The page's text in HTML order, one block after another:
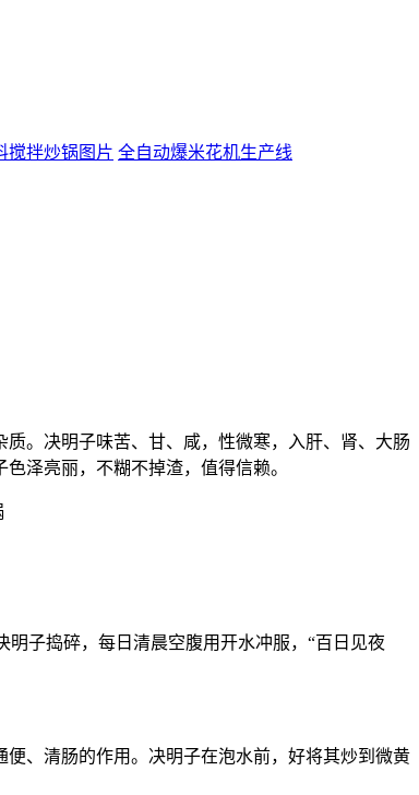
搅拌炒锅图片 全自动爆米花机生产线
。决明子味苦、甘、咸，性微寒，入肝、肾、大肠
色泽亮丽，不糊不掉渣，值得信赖。
子捣碎，每日清晨空腹用开水冲服，“百日见夜
、清肠的作用。决明子在泡水前，好将其炒到微黄